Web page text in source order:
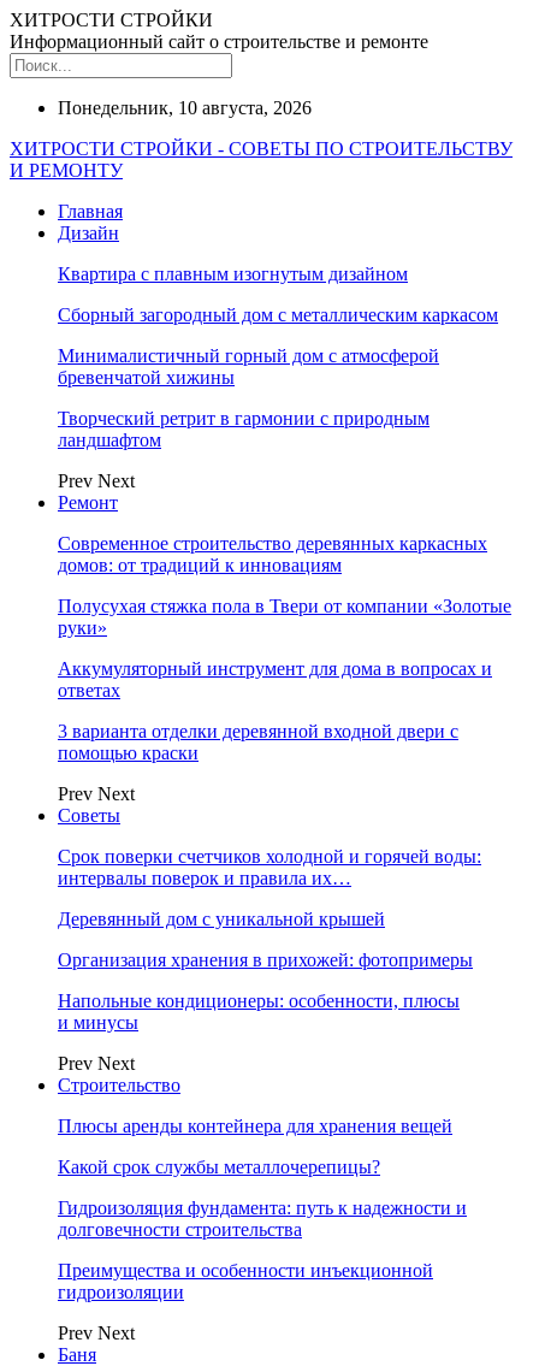
ХИТРОСТИ СТРОЙКИ
Информационный сайт о строительстве и ремонте
Понедельник, 10 августа, 2026
ХИТРОСТИ СТРОЙКИ - СОВЕТЫ ПО СТРОИТЕЛЬСТВУ
И РЕМОНТУ
Главная
Дизайн
Квартира с плавным изогнутым дизайном
Сборный загородный дом с металлическим каркасом
Минималистичный горный дом с атмосферой
бревенчатой хижины
Творческий ретрит в гармонии с природным
ландшафтом
Prev Next
Ремонт
Современное строительство деревянных каркасных
домов: от традиций к инновациям
Полусухая стяжка пола в Твери от компании «Золотые
руки»
Аккумуляторный инструмент для дома в вопросах и
ответах
3 варианта отделки деревянной входной двери с
помощью краски
Prev Next
Советы
Срок поверки счетчиков холодной и горячей воды:
интервалы поверок и правила их…
Деревянный дом с уникальной крышей
Организация хранения в прихожей: фотопримеры
Напольные кондиционеры: особенности, плюсы
и минусы
Prev Next
Строительство
Плюсы аренды контейнера для хранения вещей
Какой срок службы металлочерепицы?
Гидроизоляция фундамента: путь к надежности и
долговечности строительства
Преимущества и особенности инъекционной
гидроизоляции
Prev Next
Баня